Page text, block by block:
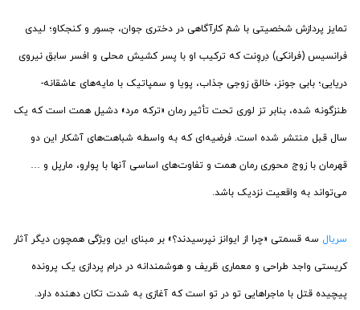
تمایز پردازش شخصیتی با شمّ کارآگاهی در دختری جوان، جسور و کنجکاو؛ لیدی
فرانسیس (فرانکی) دِروِنت که ترکیب او با پسر کشیش محلی و افسر سابق نیروی
دریایی؛ بابی جونز، خالق زوجی جذاب، پویا و سمپاتیک با مایه‌های عاشقانه-
طنزگونه شده، بنابر تز لوری تحت تأثیر رمان «ترکه مرد» دشیل همت است که یک
سال قبل منتشر شده است. فرضیه‌ای که به واسطه شباهت‌های آشکار این دو
قهرمان با زوج محوری رمان همت و تفاوت‌های اساسی آنها با پوارو، مارپل و …
می‌تواند به واقعیت نزدیک باشد.
سریال سه قسمتی «چرا از ایوانز نپرسیدند؟» بر مبنای این ویژگی همچون دیگر آثار
کریستی واجد طراحی و معماری ظریف و هوشمندانه در درام پردازی یک پرونده
پیچیده قتل با ماجراهایی تو در تو است که آغازی به شدت تکان دهنده دارد.